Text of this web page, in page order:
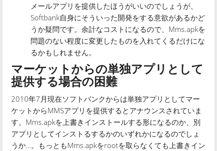
メールアプリを提供したほうがいいのでしょうが、
Softbank自身にそういった開発をする意欲があるかど
うか疑問です。余計なコストになるので、Mms.apkを
問題のない程度に変更したものを入れてくるだけにな
るかもしれません。
マーケットからの単独アプリとして
提供する場合の困難
2010年7月現在ソフトバンクからは単独アプリとしてマー
ケットからMMSアプリを提供するとアナウンスされていま
す。Mms.apkを上書きインストールする形になるのか、別
アプリとしてインストるするかのいずれかになるのでしょ
うか…。もっともMms.apkをrootを取らなくても上書きイン